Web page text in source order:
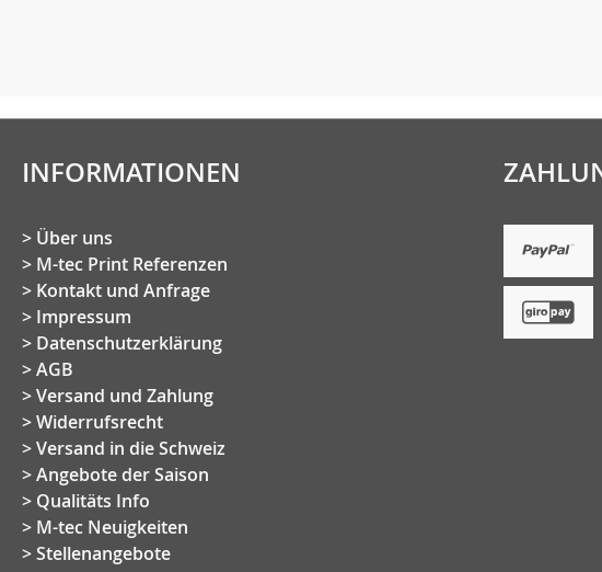
INFORMATIONEN
Über uns
M-tec Print Referenzen
Kontakt und Anfrage
Impressum
Datenschutzerklärung
AGB
Versand und Zahlung
Widerrufsrecht
Versand in die Schweiz
Angebote der Saison
Qualitäts Info
M-tec Neuigkeiten
Stellenangebote